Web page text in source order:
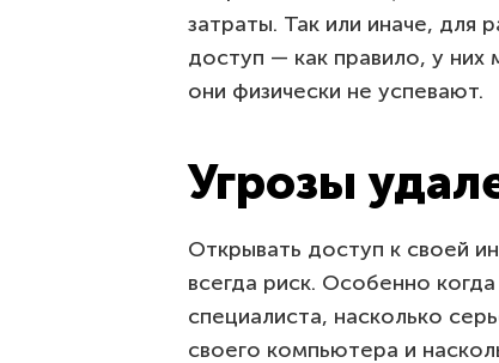
затраты. Так или иначе, для
доступ — как правило, у
они физически не успевают.
Угрозы
Открывать доступ к своей
всегда риск. Особенно
специалиста, насколько
своего компьютера и